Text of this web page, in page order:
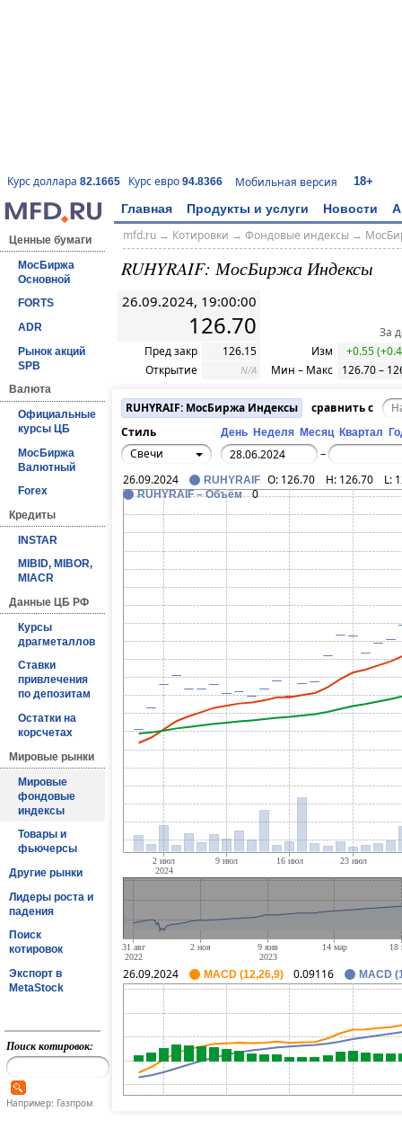
Курс доллара 82.1665 Курс евро 94.8366 Мобильная версия 18+
Главная Продукты и услуги Новости
Ценные бумаги
МосБиржа
Основной
FORTS
ADR
Рынок акций
SPB
Валюта
Официальные
курсы ЦБ
МосБиржа
Валютный
Forex
Кредиты
INSTAR
MIBID, MIBOR,
MIACR
Данные ЦБ РФ
Курсы
драгметаллов
Ставки
привлечения
по депозитам
Остатки на
корсчетах
Мировые рынки
Мировые
фондовые
индексы
Товары и
фьючерсы
Другие рынки
Лидеры роста и
падения
Поиск
котировок
Экспорт в
MetaStock
Поиск котировок:
Например: Газпром
mfd.ru→ Котировки → Фондовые индексы→
RUHYRAIF: МосБиржа Индексы
26.09.2024, 19:00:00
126.70
Пред закр
126.15
Открытие
N/A
За
Изм
+0.55
Мин – Макс
126.70 –
RUHYRAIF: МосБиржа Индексы
сравнить с
Стиль
День Неделя Месяц Квартал
Свечи
–
26.09.2024
RUHYRAIF O: 126.70 H: 126.70 L:
RUHYRAIF – Объём 0
26.09.2024 MACD (12,26,9) 0.09116 MACD